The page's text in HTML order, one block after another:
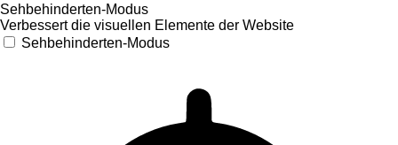
Sehbehinderten-Modus
Verbessert die visuellen Elemente der Website
Sehbehinderten-Modus